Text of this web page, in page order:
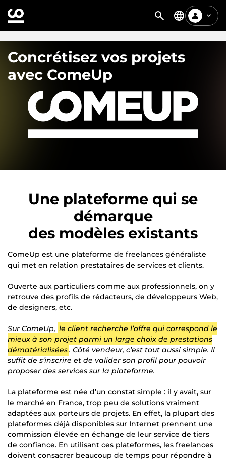
Concrétisez vos projets
avec ComeUp
Une plateforme qui se
démarque
des modèles existants
ComeUp est une plateforme de freelances généraliste
qui met en relation prestataires de services et clients.
Ouverte aux particuliers comme aux professionnels, on y
retrouve des profils de rédacteurs, de développeurs Web,
de designers, etc.
Sur ComeUp, le client recherche l’offre qui correspond le
mieux à son projet parmi un large choix de prestations
dématérialisées. Côté vendeur, c’est tout aussi simple. Il
suffit de s’inscrire et de valider son profil pour pouvoir
proposer des services sur la plateforme.
La plateforme est née d’un constat simple : il y avait, sur
le marché en France, trop peu de solutions vraiment
adaptées aux porteurs de projets. En effet, la plupart des
plateformes déjà disponibles sur Internet prennent une
commission élevée en échange de leur service de tiers
de confiance. En utilisant ces plateformes, les freelances
doivent consacrer beaucoup de temps pour répondre à